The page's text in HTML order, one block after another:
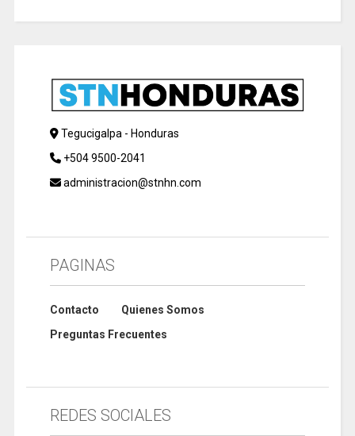
Tegucigalpa - Honduras
+504 9500-2041
administracion@stnhn.com
PAGINAS
Contacto
Quienes Somos
Preguntas Frecuentes
REDES SOCIALES